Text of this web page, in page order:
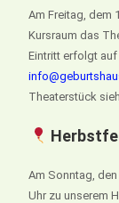
Am Freitag, dem
Kursraum das
Eintritt erfolgt
Theaterstück
Am Sonntag,
Uhr zu unserem